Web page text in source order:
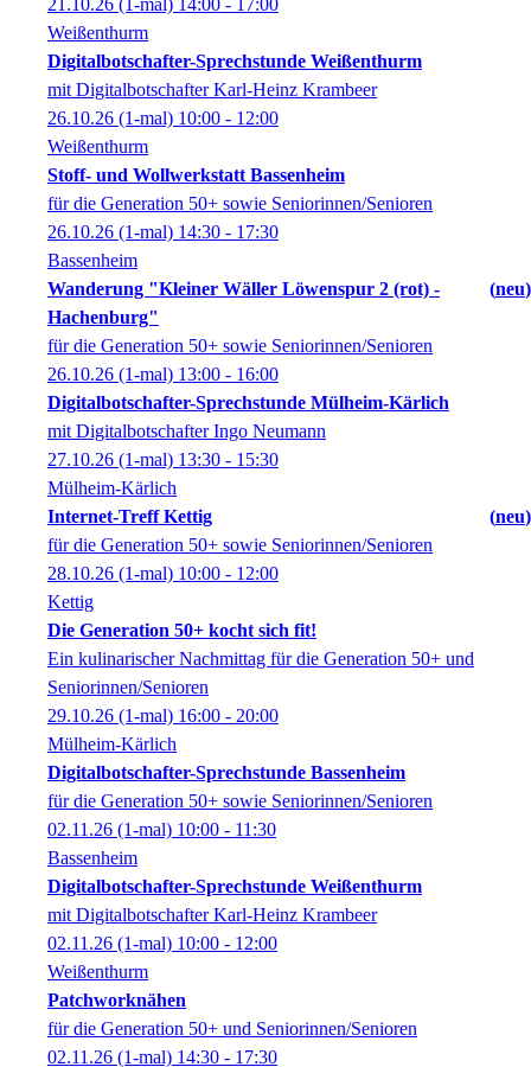
21.10.26 (1-mal) 14:00 - 17:00
Weißenthurm
Digitalbotschafter-Sprechstunde Weißenthurm
mit Digitalbotschafter Karl-Heinz Krambeer
26.10.26 (1-mal) 10:00 - 12:00
Weißenthurm
Stoff- und Wollwerkstatt Bassenheim
für die Generation 50+ sowie Seniorinnen/Senioren
26.10.26 (1-mal) 14:30 - 17:30
Bassenheim
Wanderung "Kleiner Wäller Löwenspur 2 (rot) -
Hachenburg"
neu
für die Generation 50+ sowie Seniorinnen/Senioren
26.10.26 (1-mal) 13:00 - 16:00
Digitalbotschafter-Sprechstunde Mülheim-Kärlich
mit Digitalbotschafter Ingo Neumann
27.10.26 (1-mal) 13:30 - 15:30
Mülheim-Kärlich
Internet-Treff Kettig
neu
für die Generation 50+ sowie Seniorinnen/Senioren
28.10.26 (1-mal) 10:00 - 12:00
Kettig
Die Generation 50+ kocht sich fit!
Ein kulinarischer Nachmittag für die Generation 50+ und
Seniorinnen/Senioren
29.10.26 (1-mal) 16:00 - 20:00
Mülheim-Kärlich
Digitalbotschafter-Sprechstunde Bassenheim
für die Generation 50+ sowie Seniorinnen/Senioren
02.11.26 (1-mal) 10:00 - 11:30
Bassenheim
Digitalbotschafter-Sprechstunde Weißenthurm
mit Digitalbotschafter Karl-Heinz Krambeer
02.11.26 (1-mal) 10:00 - 12:00
Weißenthurm
Patchworknähen
für die Generation 50+ und Seniorinnen/Senioren
02.11.26 (1-mal) 14:30 - 17:30